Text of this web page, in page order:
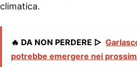
climatica.
🔥 DA NON PERDERE ▷
potrebbe emergere nei